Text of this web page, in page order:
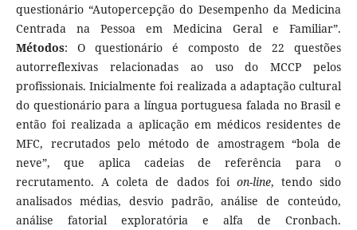
questionário “Autopercepção do Desempenho da Medicina
Centrada na Pessoa em Medicina Geral e Familiar”.
Métodos: O questionário é composto de 22 questões
autorreflexivas relacionadas ao uso do MCCP pelos
profissionais. Inicialmente foi realizada a adaptação cultural
do questionário para a língua portuguesa falada no Brasil e
então foi realizada a aplicação em médicos residentes de
MFC, recrutados pelo método de amostragem “bola de
neve”, que aplica cadeias de referência para o
recrutamento. A coleta de dados foi on-line, tendo sido
analisados médias, desvio padrão, análise de conteúdo,
análise fatorial exploratória e alfa de Cronbach.